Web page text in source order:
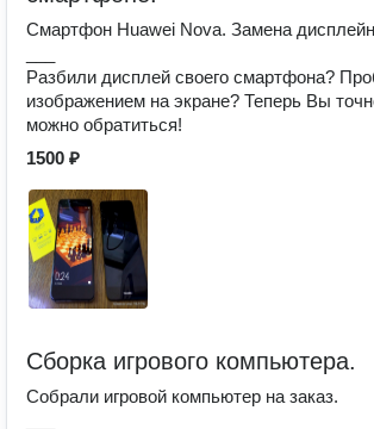
Смартфон Huawei Nova. Замена
Разбили дисплей своего смартфона?
изображением на экране? Теперь Вы
можно обратиться!
1500 ₽
Сборка игрового компьютера.
Собрали игровой компьютер на заказ.